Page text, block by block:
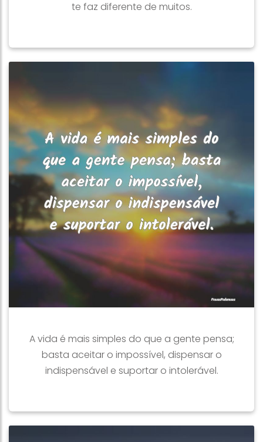
te faz diferente de muitos.
A vida é mais simples do que a gente pensa;
basta aceitar o impossível, dispensar o
indispensável e suportar o intolerável.